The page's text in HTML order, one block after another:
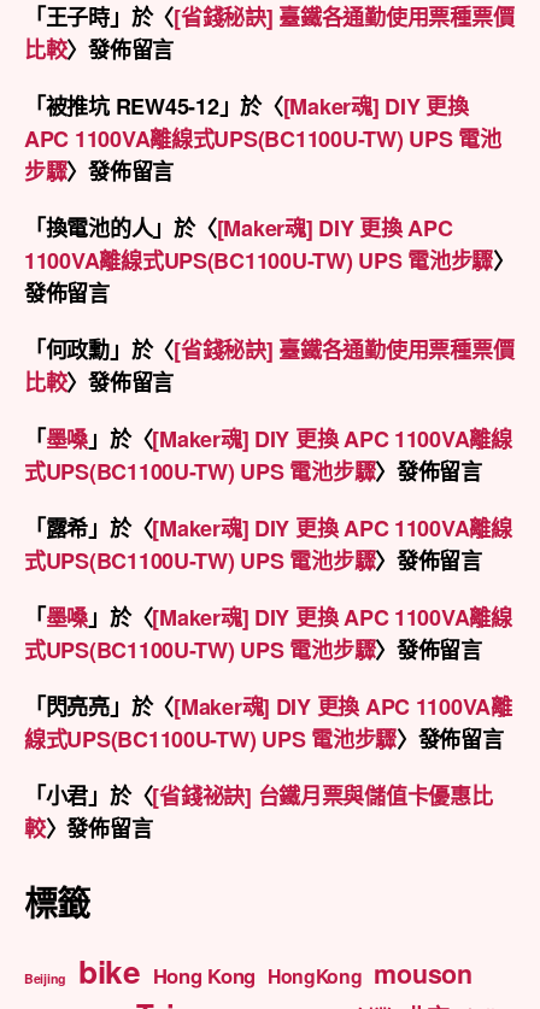
「王子時」於〈[省錢秘訣] 臺鐵各通勤使用票種票價
比較〉發佈留言
「被推坑 REW45-12」於〈[Maker魂] DIY 更換
APC 1100VA離線式UPS(BC1100U-TW) UPS 電池
步驟〉發佈留言
「換電池的人」於〈[Maker魂] DIY 更換 APC
1100VA離線式UPS(BC1100U-TW) UPS 電池步驟〉
發佈留言
「何政勳」於〈[省錢秘訣] 臺鐵各通勤使用票種票價
比較〉發佈留言
「墨嗓」於〈[Maker魂] DIY 更換 APC 1100VA離線
式UPS(BC1100U-TW) UPS 電池步驟〉發佈留言
「露希」於〈[Maker魂] DIY 更換 APC 1100VA離線
式UPS(BC1100U-TW) UPS 電池步驟〉發佈留言
「墨嗓」於〈[Maker魂] DIY 更換 APC 1100VA離線
式UPS(BC1100U-TW) UPS 電池步驟〉發佈留言
「閃亮亮」於〈[Maker魂] DIY 更換 APC 1100VA離
線式UPS(BC1100U-TW) UPS 電池步驟〉發佈留言
「小君」於〈[省錢祕訣] 台鐵月票與儲值卡優惠比
較〉發佈留言
標籤
Beijing bike Hong Kong HongKong mouson